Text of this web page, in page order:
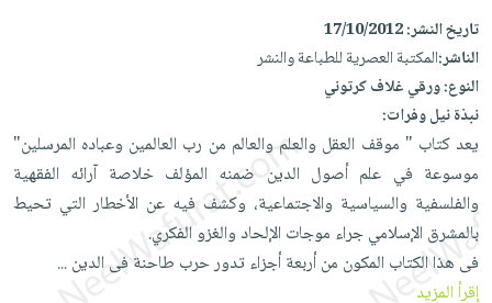
Android
تحميل
iKitab
على
Apple
على
Apple
الشخصية
العناية
وتصفيف
الشعر
العناية
بالجسم
العناية
بالأسنان
الحمية
والسفرة
جديد
الكل
أواني
الطهي
أدوات
الخبز
أدوات
المائدة
متجر
الهدايا
أقسام
الأكثر
مبيعاً
العودة
شحن
مجاني
تاريخ النشر:17/10/2012
الناشر:المكتبة العصرية للطباعة والنشر
النوع:ورقي غلاف كرتوني
نبذة نيل وفرات:
يعد كتاب " موقف العقل والعلم والعالم من رب العالمين وعباده المرسلين"
موسوعة في علم أصول الدين ضمنه المؤلف خلاصة آرائه الفقهية
والفلسفية والسياسية والاجتماعية، وكشف فيه عن الأخطار التي تحيط
بالمشرق الإسلامي جراء موجات الإلحاد والغزو الفكري.
فى هذا الكتاب المكون من أربعة أجزاء تدور حرب طاحنة فى الدين...
إقرأ المزيد